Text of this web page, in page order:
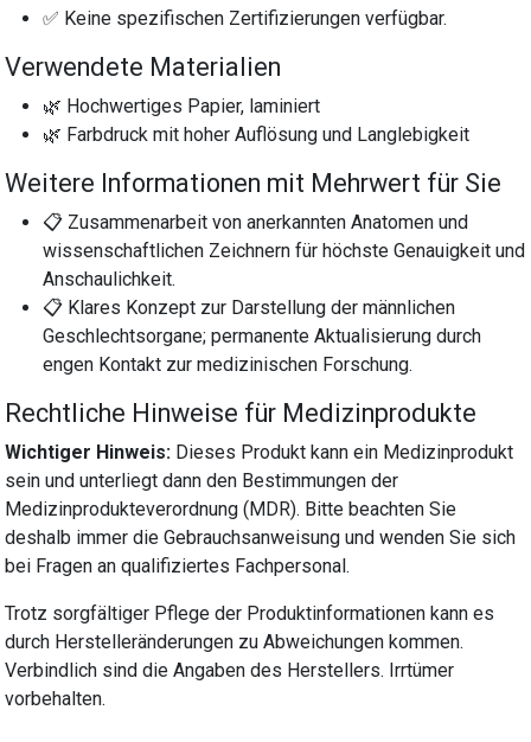
✅ Keine spezifischen Zertifizierungen verfügbar.
Verwendete Materialien
🌿 Hochwertiges Papier, laminiert
🌿 Farbdruck mit hoher Auflösung und Langlebigkeit
Weitere Informationen mit Mehrwert für Sie
📋 Zusammenarbeit von anerkannten Anatomen und
wissenschaftlichen Zeichnern für höchste Genauigkeit und
Anschaulichkeit.
📋 Klares Konzept zur Darstellung der männlichen
Geschlechtsorgane; permanente Aktualisierung durch
engen Kontakt zur medizinischen Forschung.
Rechtliche Hinweise für Medizinprodukte
Wichtiger Hinweis: Dieses Produkt kann ein Medizinprodukt
sein und unterliegt dann den Bestimmungen der
Medizinprodukteverordnung (MDR). Bitte beachten Sie
deshalb immer die Gebrauchsanweisung und wenden Sie sich
bei Fragen an qualifiziertes Fachpersonal.
Trotz sorgfältiger Pflege der Produktinformationen kann es
durch Herstelleränderungen zu Abweichungen kommen.
Verbindlich sind die Angaben des Herstellers. Irrtümer
vorbehalten.